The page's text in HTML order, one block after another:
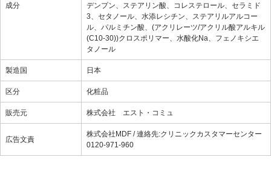
成分
デンプン、ステアリン酸、コレステロール、セラミド
3、セタノール、水添レシチン、ステアリルアルコー
ル、パルミチン酸、(アクリレーツ/アクリル酸アルキル
(C10-30))クロスポリマー、水酸化Na、フェノキシエ
タノール
製造国 日本
区分 化粧品
販売元 株式会社 エスト・コミュ
広告文責
株式会社MDF / 連絡先:クリニックカスタマーセンター
0120-971-960